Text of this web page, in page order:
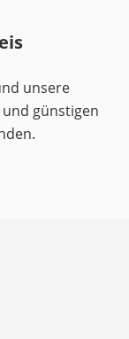
unsere
günstigen